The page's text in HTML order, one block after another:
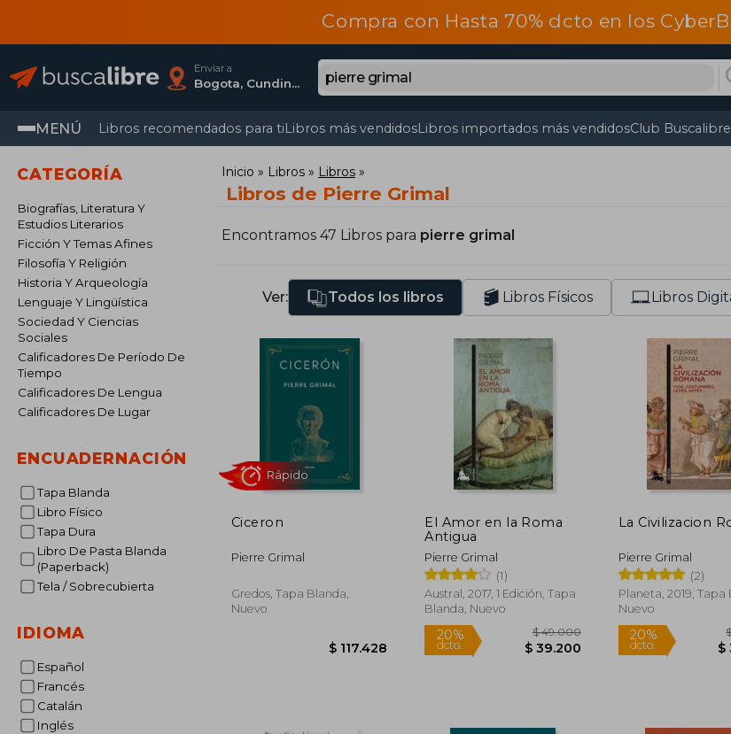
Compra con Hasta 70% dcto en los
Enviar a
Bogota, Cundinamarca
MENÚ Libros recomendados para tiLibros más vendidosLibros importados más vendidosClub Buscalibre
CATEGORÍA
Biografías, Literatura Y
Estudios Literarios
Ficción Y Temas Afines
Filosofía Y Religión
Historia Y Arqueología
Lenguaje Y Lingüística
Sociedad Y Ciencias
Sociales
Calificadores De Período De
Tiempo
Calificadores De Lengua
Calificadores De Lugar
ENCUADERNACIÓN
Tapa Blanda
Libro Físico
Tapa Dura
Libro De Pasta Blanda
(Paperback)
Tela / Sobrecubierta
IDIOMA
Español
Francés
Catalán
Inglés
Inicio Libros Libros
Libros de Pierre Grimal
Encontramos 47 Libros para pierre grimal
Ver: Todos los libros Libros Físicos Libros
Ciceron
Pierre Grimal
Gredos, Tapa Blanda,
Nuevo
El Amor en la Roma
Antigua
Pierre Grimal
(1)
Austral, 2017, 1 Edición, Tapa
Blanda, Nuevo
La Civilizacion
Pierre Grimal
(2)
Planeta, 2019, Tapa
Nuevo